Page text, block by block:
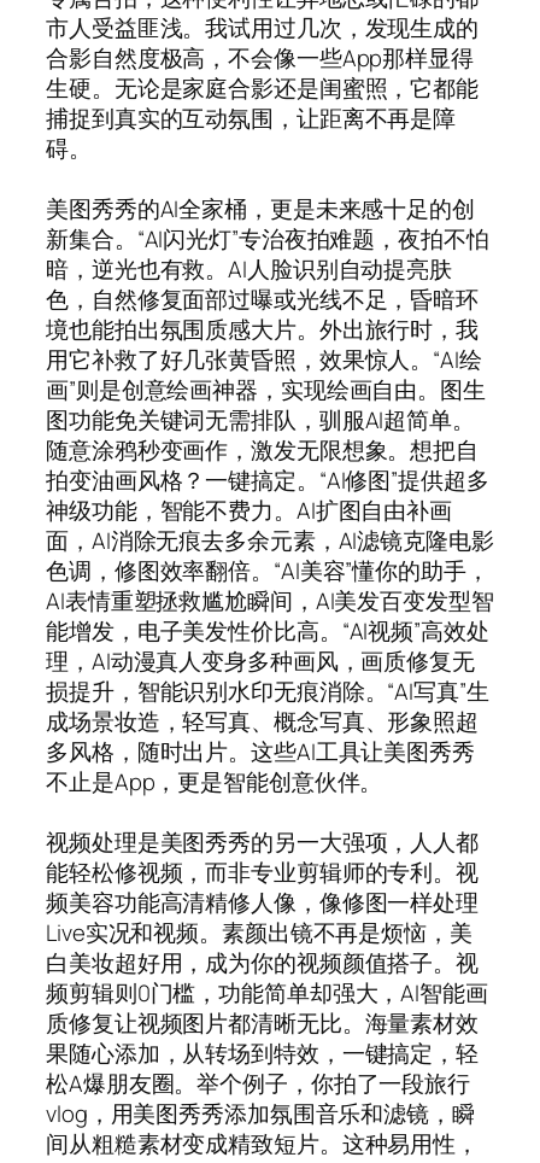
市人受益匪浅。我试用过几次，发现生成的
合影自然度极高，不会像一些App那样显得
生硬。无论是家庭合影还是闺蜜照，它都能
捕捉到真实的互动氛围，让距离不再是障
碍。
美图秀秀的AI全家桶，更是未来感十足的创
新集合。“AI闪光灯”专治夜拍难题，夜拍不怕
暗，逆光也有救。AI人脸识别自动提亮肤
色，自然修复面部过曝或光线不足，昏暗环
境也能拍出氛围质感大片。外出旅行时，我
用它补救了好几张黄昏照，效果惊人。“AI绘
画”则是创意绘画神器，实现绘画自由。图生
图功能免关键词无需排队，驯服AI超简单。
随意涂鸦秒变画作，激发无限想象。想把自
拍变油画风格？一键搞定。“AI修图”提供超多
神级功能，智能不费力。AI扩图自由补画
面，AI消除无痕去多余元素，AI滤镜克隆电影
色调，修图效率翻倍。“AI美容”懂你的助手，
AI表情重塑拯救尴尬瞬间，AI美发百变发型智
能增发，电子美发性价比高。“AI视频”高效处
理，AI动漫真人变身多种画风，画质修复无
损提升，智能识别水印无痕消除。“AI写真”生
成场景妆造，轻写真、概念写真、形象照超
多风格，随时出片。这些AI工具让美图秀秀
不止是App，更是智能创意伙伴。
视频处理是美图秀秀的另一大强项，人人都
能轻松修视频，而非专业剪辑师的专利。视
频美容功能高清精修人像，像修图一样处理
Live实况和视频。素颜出镜不再是烦恼，美
白美妆超好用，成为你的视频颜值搭子。视
频剪辑则0门槛，功能简单却强大，AI智能画
质修复让视频图片都清晰无比。海量素材效
果随心添加，从转场到特效，一键搞定，轻
松A爆朋友圈。举个例子，你拍了一段旅行
vlog，用美图秀秀添加氛围音乐和滤镜，瞬
间从粗糙素材变成精致短片。这种易用性，